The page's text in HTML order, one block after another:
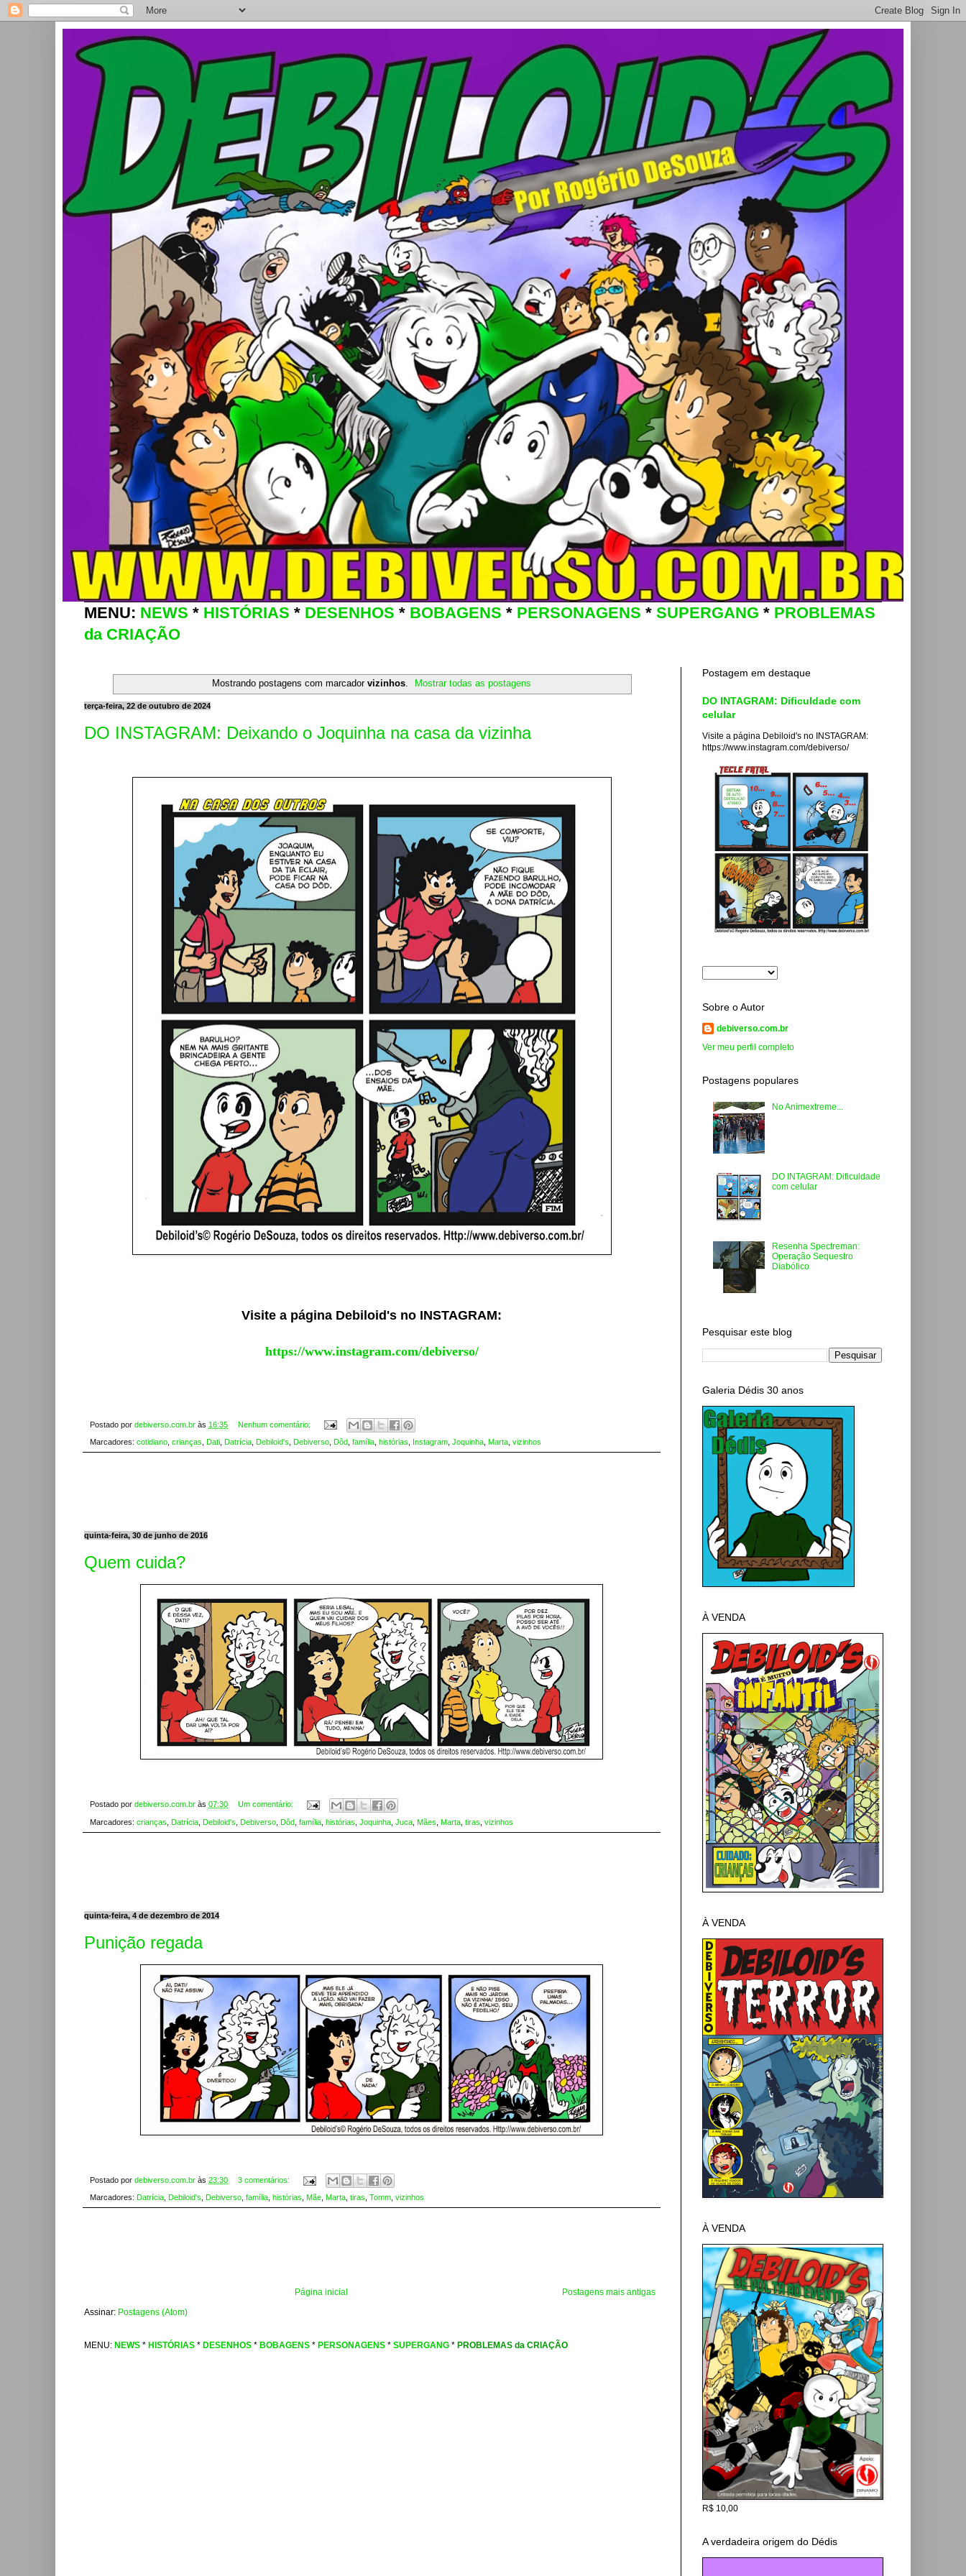
MENU: NEWS * HISTÓRIAS * DESENHOS * BOBAGENS * PERSONAGENS * SUPERGANG * PROBLEMAS
da CRIAÇÃO
Mostrando postagens com marcador vizinhos. Mostrar todas as postagens
terça-feira, 22 de outubro de 2024
DO INSTAGRAM: Deixando o Joquinha na casa da vizinha
Visite a página Debiloid's no INSTAGRAM:
https://www.instagram.com/debiverso/
Postado por debiverso.com.br às 16:35 Nenhum comentário:
Marcadores: cotidiano crianças Dati Datrícia Debiloid's Debiverso Dôd família histórias Instagram Joquinha Marta vizinhos
quinta-feira, 30 de junho de 2016
Quem cuida?
Postado por debiverso.com.br às 07:30 Um comentário:
Marcadores: crianças Datrícia Debiloid's Debiverso Dôd família histórias Joquinha Juca Mães Marta tiras vizinhos
quinta-feira, 4 de dezembro de 2014
Punição regada
Postado por debiverso.com.br às 23:30 3 comentários:
Marcadores: Datrícia Debiloid's Debiverso família histórias Mãe Marta tiras Tomm vizinhos
Postagens mais antigas
Página inicial
Assinar: Postagens (Atom)
MENU: NEWS * HISTÓRIAS * DESENHOS * BOBAGENS * PERSONAGENS * SUPERGANG * PROBLEMAS da CRIAÇÃO
Postagem em destaque
DO INTAGRAM: Dificuldade com
celular
Visite a página Debiloid's no INSTAGRAM:
https://www.instagram.com/debiverso/
Sobre o Autor
debiverso.com.br
Ver meu perfil completo
Postagens populares
No Animextreme...
DO INTAGRAM: Dificuldade
com celular
Resenha Spectreman:
Operação Sequestro
Diabólico
Pesquisar este blog
Galeria Dédis 30 anos
À VENDA
À VENDA
À VENDA
R$ 10,00
A verdadeira origem do Dédis